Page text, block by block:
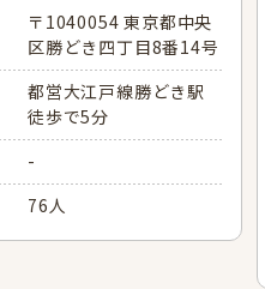
〒1040054 東京都中央
区勝どき四丁目8番14号
都営大江戸線勝どき駅
徒歩で5分
-
76人